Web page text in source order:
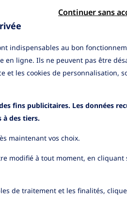
Application mobile
Contactez-nous
indispensables au bon
en ligne. Ils ne peuvent pas être
et les cookies de personnalisation,
fins publicitaires. Les données
à des tiers.
maintenant vos choix.
modifié à tout moment, en cliquant
de traitement et les finalités,
Continuer sans